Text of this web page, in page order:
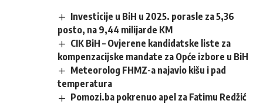
Investicije u BiH u 2025. porasle za 5,36
posto, na 9,44 milijarde KM
CIK BiH – Ovjerene kandidatske liste za
kompenzacijske mandate za Opće izbore u BiH
Meteorolog FHMZ-a najavio kišu i pad
temperatura
Pomozi.ba pokrenuo apel za Fatimu Redžić